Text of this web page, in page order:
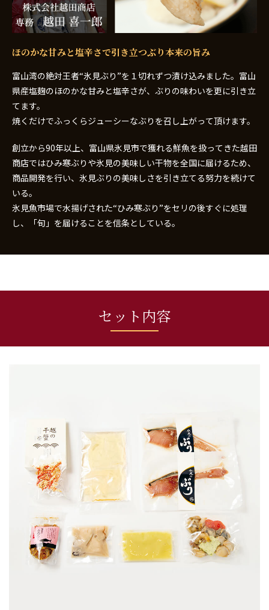
ほのかな甘みと塩辛さで引き立つぶり本来の旨み
富山湾の絶対王者“氷見ぶり”を１切れずつ漬け込みました。富山
県産塩麹のほのかな甘みと塩辛さが、ぶりの味わいを更に引き立
てます。
焼くだけでふっくらジューシーなぶりを召し上がって頂けます。
創立から90年以上、富山県氷見市で獲れる鮮魚を扱ってきた越田
商店ではひみ寒ぶりや氷見の美味しい干物を全国に届けるため、
商品開発を行い、氷見ぶりの美味しさを引き立てる努力を続けて
いる。
氷見魚市場で水揚げされた“ひみ寒ぶり”をセリの後すぐに処理
し、「旬」を届けることを信条としている。
セット内容